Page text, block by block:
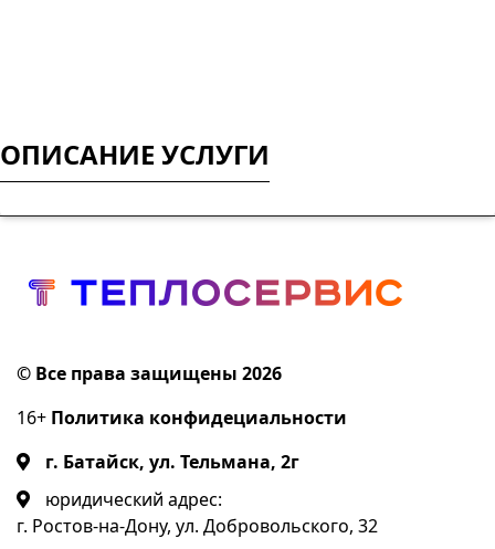
ОПИСАНИЕ УСЛУГИ
© Все права защищены 2026
16+ Политика конфидециальности
г. Батайск, ул. Тельмана, 2г
юридический адрес:
г. Ростов-на-Дону, ул. Добровольского, 32